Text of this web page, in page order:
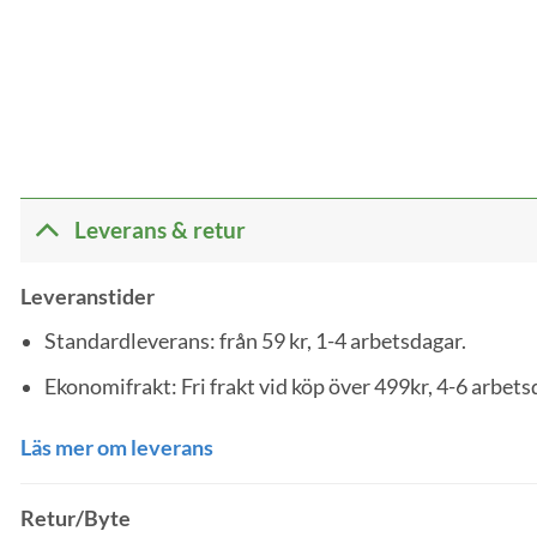
Leverans & retur
Leveranstider
Standardleverans: från 59 kr, 1-4 arbetsdagar.
Ekonomifrakt: Fri frakt vid köp över 499kr, 4-6
Läs mer om leverans
Retur/Byte